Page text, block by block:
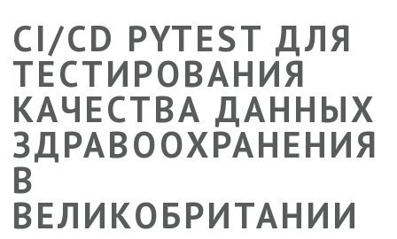
CI/CD PYTEST ДЛЯ
ТЕСТИРОВАНИЯ
КАЧЕСТВА ДАННЫХ
ЗДРАВООХРАНЕНИЯ
В
ВЕЛИКОБРИТАНИИ